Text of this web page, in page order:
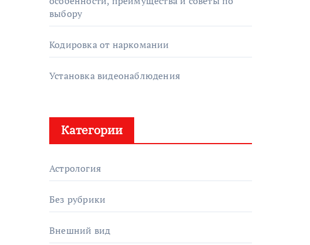
выбору
Кодировка от наркомании
Установка видеонаблюдения
Категории
Астрология
Без рубрики
Внешний вид